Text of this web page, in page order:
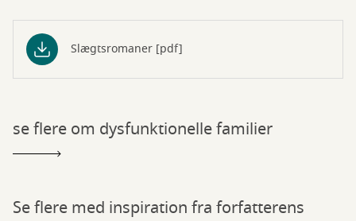
Slægtsromaner [pdf]
se flere om dysfunktionelle familier
Se flere med inspiration fra forfatterens